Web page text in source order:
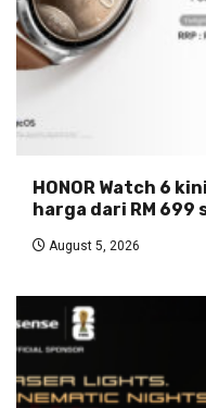
HONOR Watch 6
harga dari RM 699
August 5, 2026